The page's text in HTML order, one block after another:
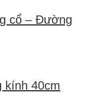
cổ – Đường
kính 40cm